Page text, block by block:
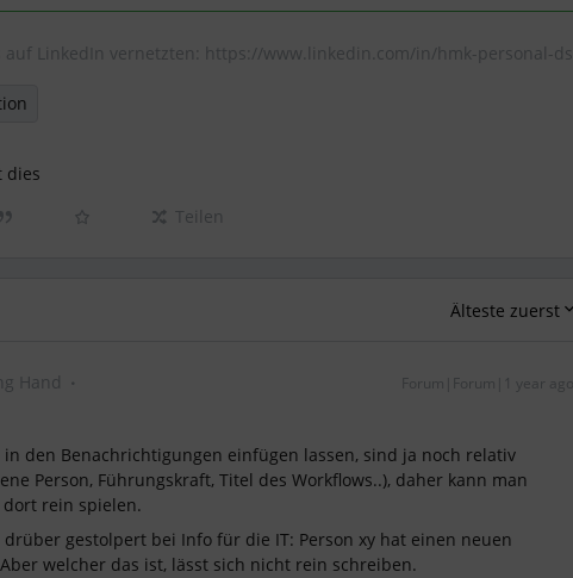
auf LinkedIn vernetzten: https://www.linkedin.com/in/hmk-personal-ds
dies
Teilen
Älteste zuerst
Hand Forum|Forum|1 year ago
den Benachrichtigungen einfügen lassen, sind ja noch relativ
Person, Führungskraft, Titel des Workflows..), daher kann man
rein spielen.
gestolpert bei Info für die IT: Person xy hat einen neuen
welcher das ist, lässt sich nicht rein schreiben.